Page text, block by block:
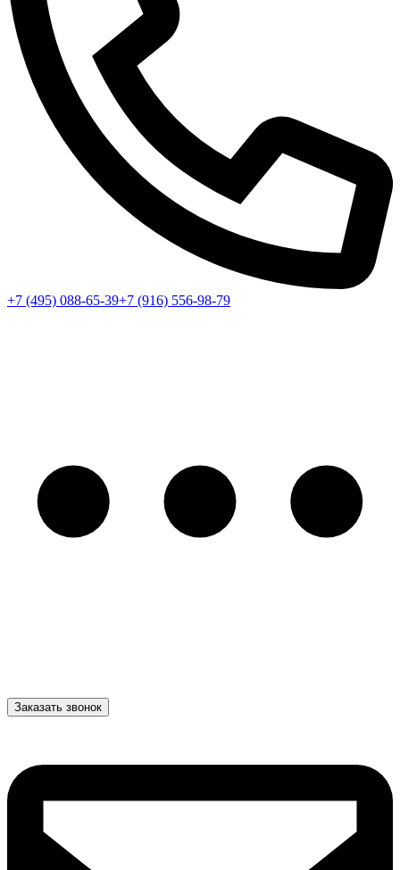
+7 (495) 088-65-39+7 (916) 556-98-79
Заказать звонок